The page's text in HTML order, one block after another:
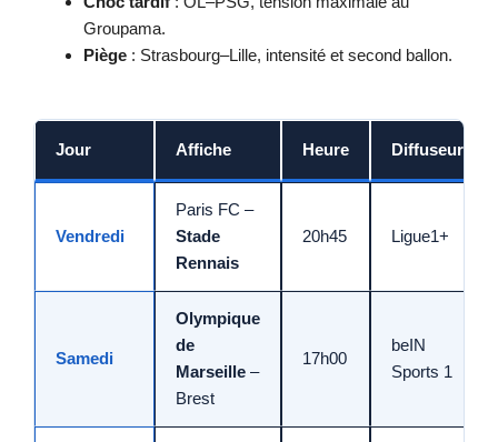
Groupama.
Piège : Strasbourg–Lille, intensité et second ballon.
Jour Affiche Heure Diffuseur
Vendredi
Paris FC –
Stade
Rennais
20h45 Ligue1+
Samedi
Olympique
de
Marseille –
Brest
17h00
beIN
Sports 1